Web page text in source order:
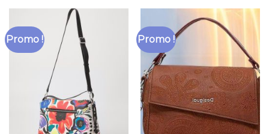
Promo ! Promo !